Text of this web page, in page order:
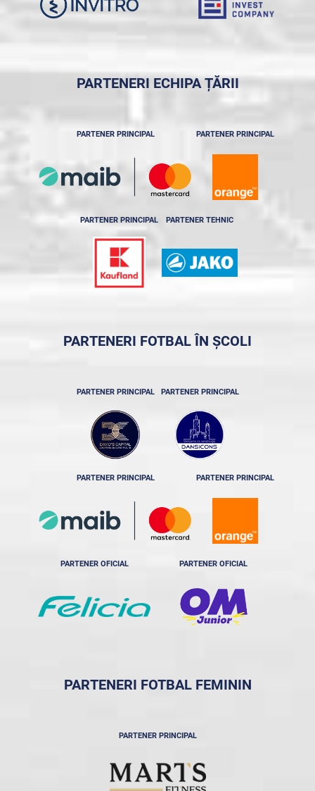
PARTENERI ECHIPA ȚĂRII
PARTENER PRINCIPAL PARTENER PRINCIPAL
PARTENER PRINCIPAL PARTENER TEHNIC
PARTENERI FOTBAL ÎN ȘCOLI
PARTENER PRINCIPAL PARTENER PRINCIPAL
PARTENER PRINCIPAL PARTENER PRINCIPAL
PARTENER OFICIAL PARTENER OFICIAL
PARTENERI FOTBAL FEMININ
PARTENER PRINCIPAL